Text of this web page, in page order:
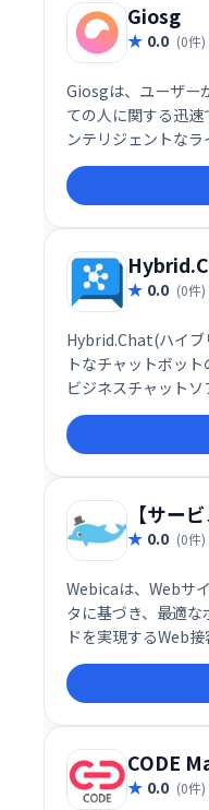
Giosg
0.0 (0件)
Giosgは、ユーザー
ての人に関する迅
ンテリジェントな
す。このシステム
レポートに基づいて
ールド」の見込み
されています。
0.0 (0件)
Hybrid.Chat(ハイブ
トなチャットボッ
ビジネスチャット
ットボットを作成
な顧客と関わり、ク
きます。
【サー
0.0 (0件)
Webicaは、Webサ
タに基づき、最適
ドを実現するWeb
にパーソナライズ
ゲージメント向上と
ます。
CODE
0.0 (0件)